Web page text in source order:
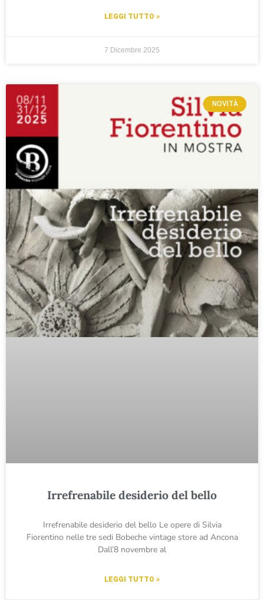
LEGGI TUTTO »
7 Dicembre 2025
NOVITÀ
Irrefrenabile desiderio del bello
Irrefrenabile desiderio del bello Le opere di Silvia
Fiorentino nelle tre sedi Bobeche vintage store ad Ancona
Dall’8 novembre al
LEGGI TUTTO »